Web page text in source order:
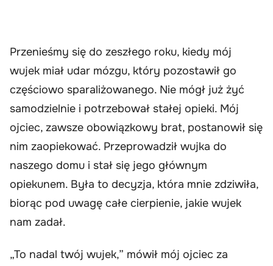
Przenieśmy się do zeszłego roku, kiedy mój
wujek miał udar mózgu, który pozostawił go
częściowo sparaliżowanego. Nie mógł już żyć
samodzielnie i potrzebował stałej opieki. Mój
ojciec, zawsze obowiązkowy brat, postanowił się
nim zaopiekować. Przeprowadził wujka do
naszego domu i stał się jego głównym
opiekunem. Była to decyzja, która mnie zdziwiła,
biorąc pod uwagę całe cierpienie, jakie wujek
nam zadał.
„To nadal twój wujek,” mówił mój ojciec za